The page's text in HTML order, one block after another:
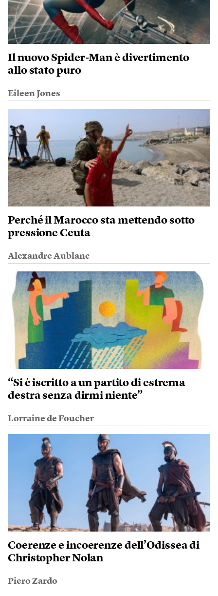
Il nuovo Spider-Man è divertimento
allo stato puro
Eileen Jones
Perché il Marocco sta mettendo sotto
pressione Ceuta
Alexandre Aublanc
“Si è iscritto a un partito di estrema
destra senza dirmi niente”
Lorraine de Foucher
Coerenze e incoerenze dell’Odissea di
Christopher Nolan
Piero Zardo